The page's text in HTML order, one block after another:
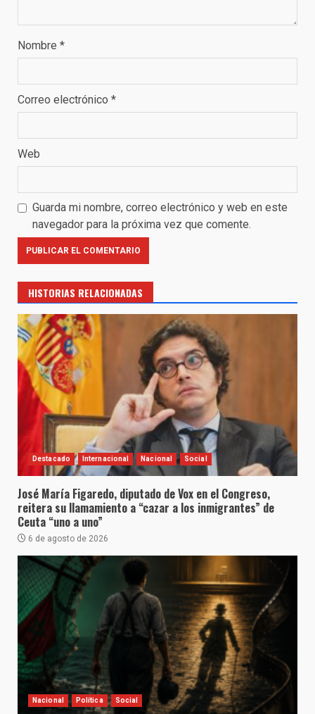
Nombre *
Correo electrónico *
Web
Guarda mi nombre, correo electrónico y web en este
navegador para la próxima vez que comente.
HISTORIAS RELACIONADAS
Destacado Internacional Nacional Social
José María Figaredo, diputado de Vox en el Congreso,
reitera su llamamiento a “cazar a los inmigrantes” de
Ceuta “uno a uno”
6 de agosto de 2026
Nacional Política Social